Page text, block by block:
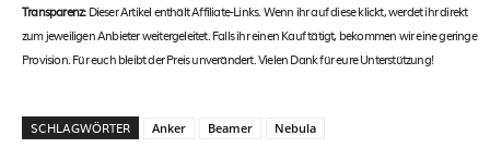
Transparenz:Dieser Artikel enthält Affiliate-Links. Wenn ihr auf diese klickt, werdet ihr direkt
zum jeweiligen Anbieter weitergeleitet. Falls ihr einen Kauf tätigt, bekommen wir eine geringe
Provision. Für euch bleibt der Preis unverändert. Vielen Dank für eure Unterstützung!
SCHLAGWÖRTER Anker Beamer Nebula